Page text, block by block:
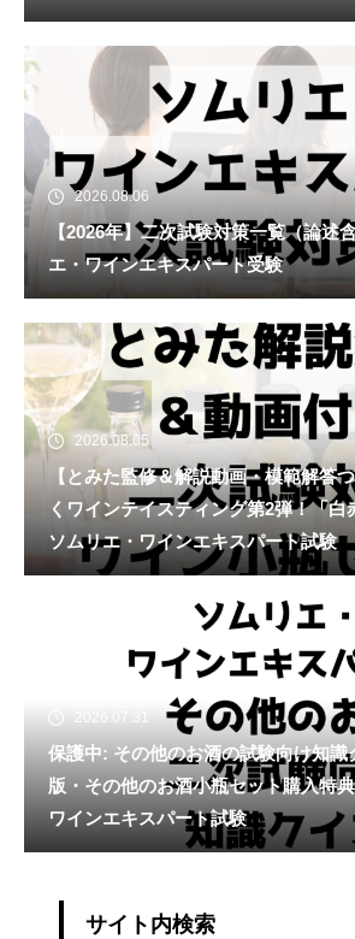
2026.08.06
【2026年】二次試験対策一覧（論述
エ・ワインエキスパート受験
2026.08.05
【とみた監修＆解説動画・模範解答
くワインテイスティング第2弾！「白
ソムリエ・ワインエキスパート試験
2026.07.31
保護中: その他のお酒の試験向け知識
版・その他のお酒小瓶セット購入特
ワインエキスパート試験
サイト内検索